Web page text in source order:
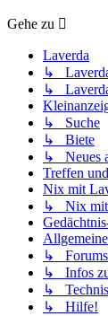
Gehe zu
Laverda
↳
↳
↳ Suche
↳ Biete
↳ Neues
Treffen
Nix mit
↳ Nix mit
↳
↳ Infos
↳
↳ Hilfe!